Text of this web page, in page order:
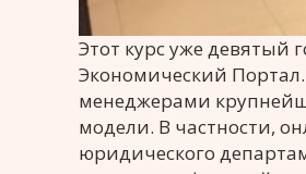
Этот курс уже девятый
Экономический
менеджерами
модели. В частности,
юридического